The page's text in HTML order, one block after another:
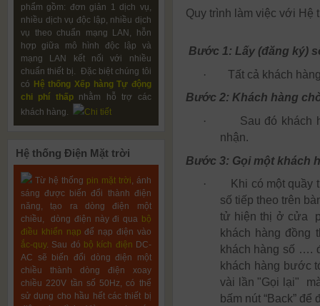
Quy trình làm việc với Hệ
Bước 1: Lấy (đăng ký)
·
Tất cả khách
Bước 2: Khách hàng
·
Sau đó khách
nhận.
Bước 3: Gọi một khách
·
Khi có một quầy
số tiếp theo trên
tử hiện thị ở cửa
khách hàng đồng
khách hàng số ….
khách hàng bước
vài lần "Gọi lại"
bấm nút “Back”
phẩm gồm: đơn giản 1 dịch vụ,
nhiều dịch vụ độc lập, nhiều dịch
vụ theo chuẩn mạng LAN, hỗn
hợp giữa mô hình độc lập và
mạng LAN kết nối với nhiều
chuẩn thiết bị. Đặc biệt chúng tôi
có Hệ thống Xếp hàng Tự động
chi phí thấpnhằm hỗ trợ các
khách hàng.
Chi tiết
Hệ thống Điện Mặt trời
Từ hệ thống pin mặt trời , ánh
sáng được biến đổi thành điện
năng, tạo ra dòng điện một
chiều, dòng điện này đi qua bộ
điều khiển nạp để nạp điện vào
ắc-quy. Sau đó bộ kích điện DC-
AC sẽ biến đổi dòng điện một
chiều thành dòng điện xoay
chiều 220V tần số 50Hz, có thể
sử dụng cho hầu hết các thiết bị